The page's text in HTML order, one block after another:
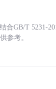
合GB/T 5231-
参考。